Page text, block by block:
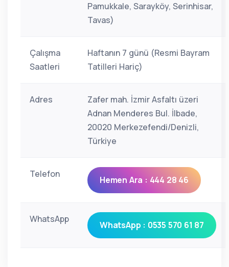
Pamukkale, Sarayköy, Serinhisar,
Tavas)
Çalışma
Saatleri
Haftanın 7 günü (Resmi Bayram
Tatilleri Hariç)
Adres
Zafer mah. İzmir Asfaltı üzeri
Adnan Menderes Bul. İlbade,
20020 Merkezefendi/Denizli,
Türkiye
Telefon
Hemen Ara : 444 28 46
WhatsApp
WhatsApp : 0535 570 61 87